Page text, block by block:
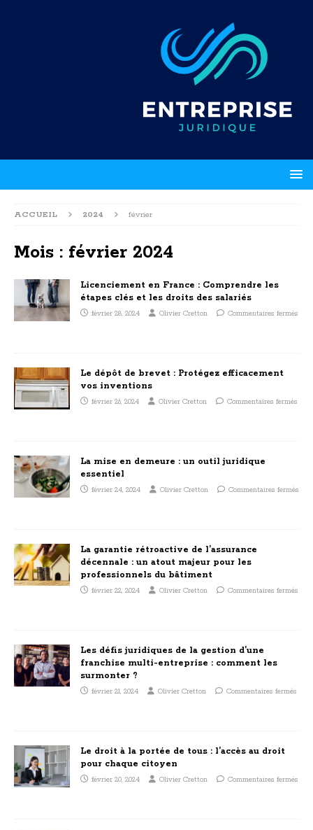
ACCUEIL 2024 février
Mois : février 2024
Licenciement en France : Comprendre les
étapes clés et les droits des salariés
février 28, 2024 Olivier Cretton Commentaires fermés
Le dépôt de brevet : Protégez efficacement
vos inventions
février 26, 2024 Olivier Cretton Commentaires fermés
La mise en demeure : un outil juridique
essentiel
février 24, 2024 Olivier Cretton Commentaires fermés
La garantie rétroactive de l’assurance
décennale : un atout majeur pour les
professionnels du bâtiment
février 22, 2024 Olivier Cretton Commentaires fermés
Les défis juridiques de la gestion d’une
franchise multi-entreprise : comment les
surmonter ?
février 21, 2024 Olivier Cretton Commentaires fermés
Le droit à la portée de tous : l’accès au droit
pour chaque citoyen
février 20, 2024 Olivier Cretton Commentaires fermés